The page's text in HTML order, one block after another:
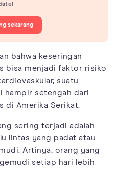
sekarang
bahwa keseringan
bisa menjadi faktor risiko
suatu
hampir setengah dari
di Amerika Serikat.
sering terjadi adalah
lintas yang padat atau
Artinya, orang yang
setiap hari lebih